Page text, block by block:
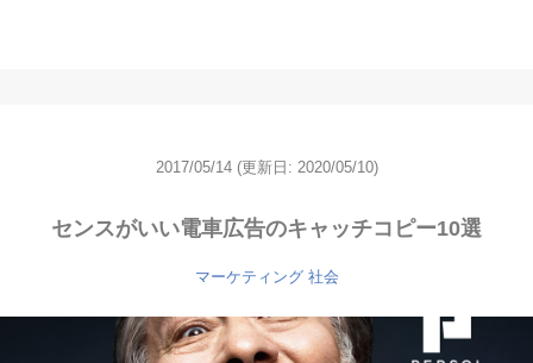
2017/05/14 (更新日: 2020/05/10)
センスがいい電車広告のキャッチコピー10選
マーケティング 社会